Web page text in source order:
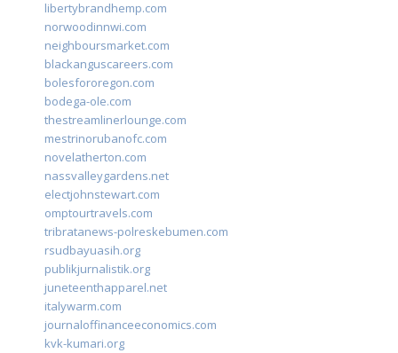
libertybrandhemp.com
norwoodinnwi.com
neighboursmarket.com
blackanguscareers.com
bolesfororegon.com
bodega-ole.com
thestreamlinerlounge.com
mestrinorubanofc.com
novelatherton.com
nassvalleygardens.net
electjohnstewart.com
omptourtravels.com
tribratanews-polreskebumen.com
rsudbayuasih.org
publikjurnalistik.org
juneteenthapparel.net
italywarm.com
journaloffinanceeconomics.com
kvk-kumari.org